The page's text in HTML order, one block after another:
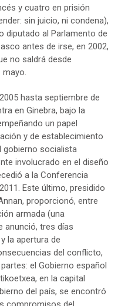
y cuatro en prisión
sin juicio, ni condena),
diputado al Parlamento de
antes de irse, en 2002,
no saldrá desde
mayo.
hasta septiembre de
en Ginebra, bajo la
un papel
y de establecimiento
gobierno socialista
involucrado en el diseño
a la Conferencia
Este último, presidido
proporcionó, entre
armada (una
anunció, tres días
la apertura de
del conflicto,
el Gobierno español
en la capital
del país, se encontró